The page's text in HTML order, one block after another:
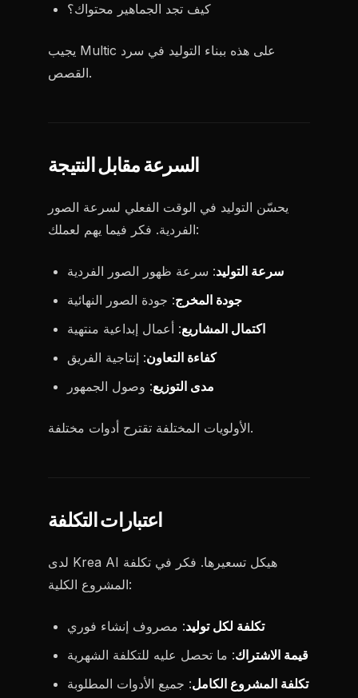
كيف تجد الجماهير محتواك؟
يجيب Multic على هذه ببناء التوليد في سرد
القصص.
السرعة مقابل النتيجة
يحسّن التوليد في الوقت الفعلي لسرعة الصور
الفردية. فكر فيما يهم لعملك:
سرعة التوليد: سرعة ظهور الصور الفردية
جودة المخرج: جودة الصور النهائية
اكتمال المشاريع: أعمال إبداعية منتهية
كفاءة التعاون: إنتاجية الفريق
مدى التوزيع: وصول الجمهور
الأولويات المختلفة تقترح أدوات مختلفة.
اعتبارات التكلفة
لدى Krea AI هيكل تسعيرها. فكر في تكلفة
المشروع الكلية:
تكلفة لكل توليد: مصروف إنشاء فوري
قيمة الاشتراك: ما تحصل عليه للتكلفة الشهرية
تكلفة المشروع الكامل: جميع الأدوات المطلوبة